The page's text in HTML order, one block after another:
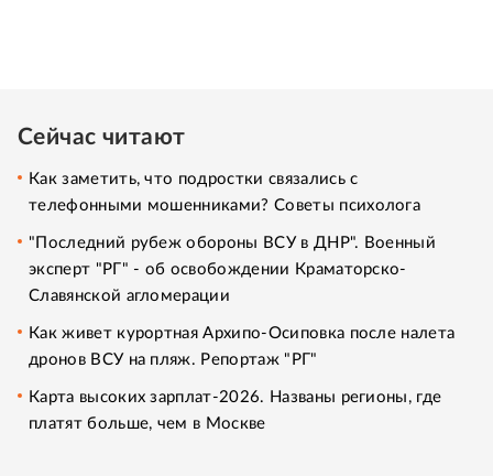
Сейчас читают
Как заметить, что подростки связались с
телефонными мошенниками? Советы психолога
"Последний рубеж обороны ВСУ в ДНР". Военный
эксперт "РГ" - об освобождении Краматорско-
Славянской агломерации
Как живет курортная Архипо-Осиповка после налета
дронов ВСУ на пляж. Репортаж "РГ"
Карта высоких зарплат-2026. Названы регионы, где
платят больше, чем в Москве